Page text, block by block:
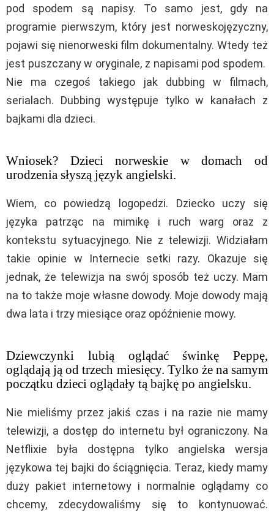
pod spodem są napisy. To samo jest, gdy na
programie pierwszym, który jest norweskojęzyczny,
pojawi się nienorweski film dokumentalny. Wtedy też
jest puszczany w oryginale, z napisami pod spodem.
Nie ma czegoś takiego jak dubbing w filmach,
serialach. Dubbing występuje tylko w kanałach z
bajkami dla dzieci.
Wniosek? Dzieci norweskie w domach od
urodzenia słyszą język angielski.
Wiem, co powiedzą logopedzi. Dziecko uczy się
języka patrząc na mimikę i ruch warg oraz z
kontekstu sytuacyjnego. Nie z telewizji. Widziałam
takie opinie w Internecie setki razy. Okazuje się
jednak, że telewizja na swój sposób też uczy. Mam
na to także moje własne dowody. Moje dowody mają
dwa lata i trzy miesiące oraz opóźnienie mowy.
Dziewczynki lubią oglądać świnkę Peppę,
oglądają ją od trzech miesięcy. Tylko że na samym
początku dzieci oglądały tą bajkę po angielsku.
Nie mieliśmy przez jakiś czas i na razie nie mamy
telewizji, a dostęp do internetu był ograniczony. Na
Netflixie była dostępna tylko angielska wersja
językowa tej bajki do ściągnięcia. Teraz, kiedy mamy
duży pakiet internetowy i normalnie oglądamy co
chcemy, zdecydowaliśmy się to kontynuować.